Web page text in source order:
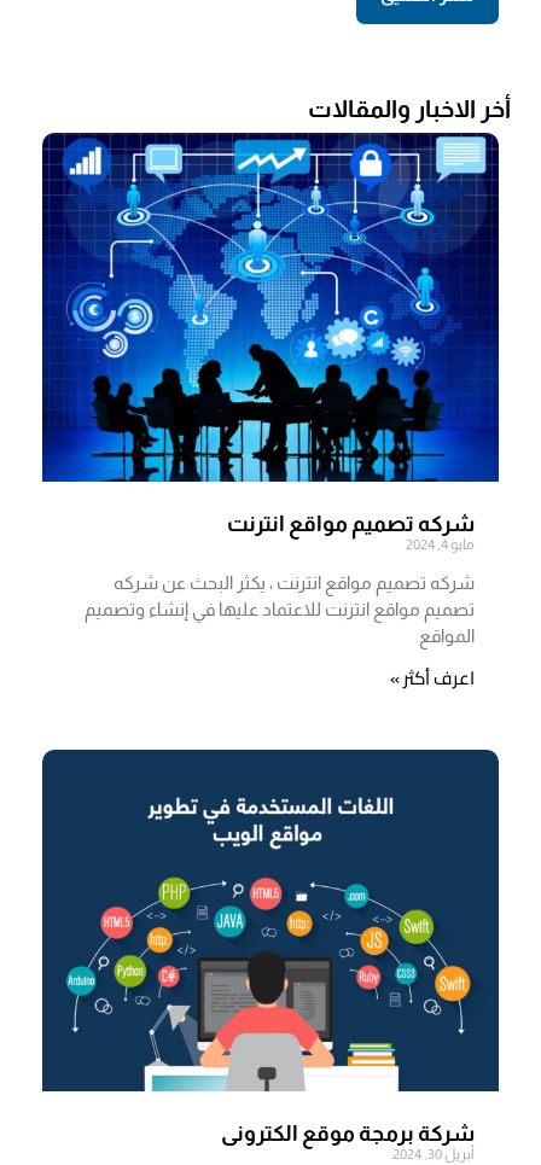
أخر الاخبار والمقالات
شركه تصميم مواقع انترنت
مايو 4, 2024
شركه تصميم مواقع انترنت ، يكثر البحث عن شركه
تصميم مواقع انترنت للاعتماد عليها في إنشاء وتصميم
المواقع
اعرف أكثر »
شركة برمجة موقع الكترونى
أبريل 30, 2024